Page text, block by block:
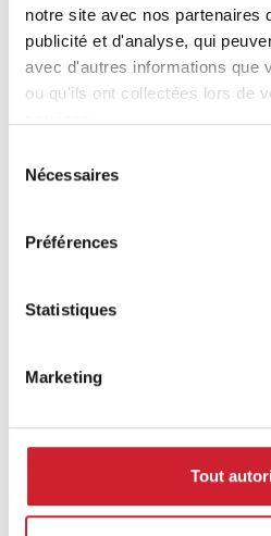
notre site avec nos partenaires
publicité et d'analyse, qui
avec d'autres informations que
ou qu'ils ont collectées lors de
Nécessaires
Préférences
Statistiques
Marketing
Tout
Important?
(BNI Global)
Thu, 06 August 2026
Word of mouth marketing
it doesn’t deserve. It gets
happens on the side while
done elsewhere. In reality,
better than almost anything
precisely because it doesn’t